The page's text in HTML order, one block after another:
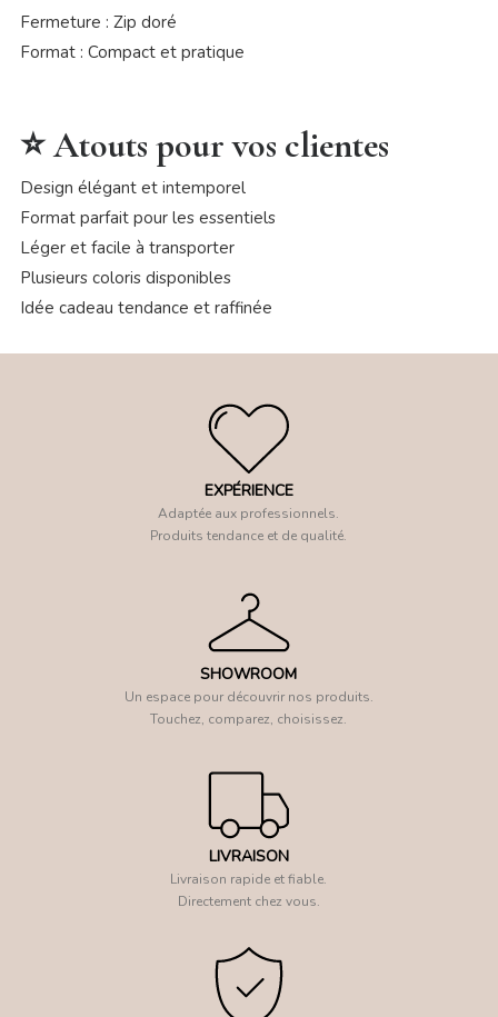
Fermeture : Zip doré
Format : Compact et pratique
⭐ Atouts pour vos clientes
Design élégant et intemporel
Format parfait pour les essentiels
Léger et facile à transporter
Plusieurs coloris disponibles
Idée cadeau tendance et raffinée
EXPÉRIENCE
Adaptée aux professionnels.
Produits tendance et de qualité.
SHOWROOM
Un espace pour découvrir nos produits.
Touchez, comparez, choisissez.
LIVRAISON
Livraison rapide et fiable.
Directement chez vous.